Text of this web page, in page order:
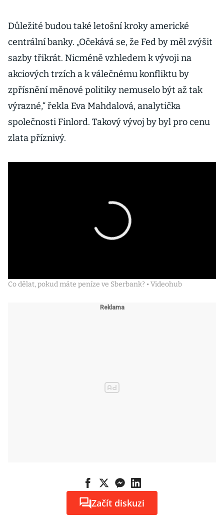
Důležité budou také letošní kroky americké
centrální banky. „Očekává se, že Fed by měl zvýšit
sazby třikrát. Nicméně vzhledem k vývoji na
akciových trzích a k válečnému konfliktu by
zpřísnění měnové politiky nemuselo být až tak
výrazné,“ řekla Eva Mahdalová, analytička
společnosti Finlord. Takový vývoj by byl pro cenu
zlata příznivý.
Co dělat, pokud máte peníze ve Sberbank? • Videohub
Začít diskuzi